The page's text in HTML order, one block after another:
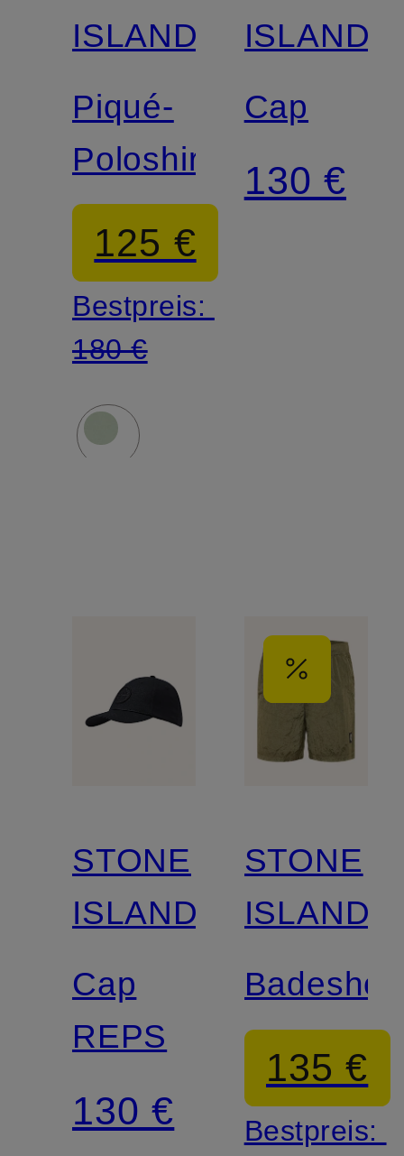
ISLAND
Piqué-
Poloshirt
125 €
Bestpreis:
180 €
ISLAND
Cap
130 €
STONE
ISLAND
Cap
REPS
130 €
STONE
ISLAND
135 €
Bestpreis: